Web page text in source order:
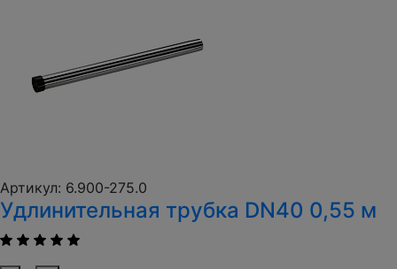
Артикул: 6.900-275.0
Удлинительная трубка DN40 0,55 м